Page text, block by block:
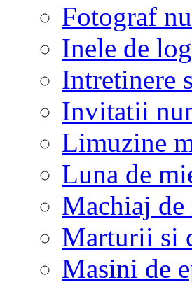
Fotograf
Inele de
Intretinere
Invitatii
Limuzine
Luna de
Machiaj de
Marturii si
Masini de